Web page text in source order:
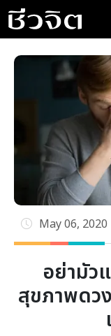
Skip
to
content
May 06, 2020
อย่ามัว
สุขภาพดว